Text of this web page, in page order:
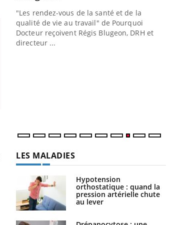
"Les rendez-vous de la santé et de la
qualité de vie au travail" de Pourquoi
Docteur reçoivent Régis Blugeon, DRH et
directeur ...
LES MALADIES
Hypotension
orthostatique : quand la
pression artérielle chute
au lever